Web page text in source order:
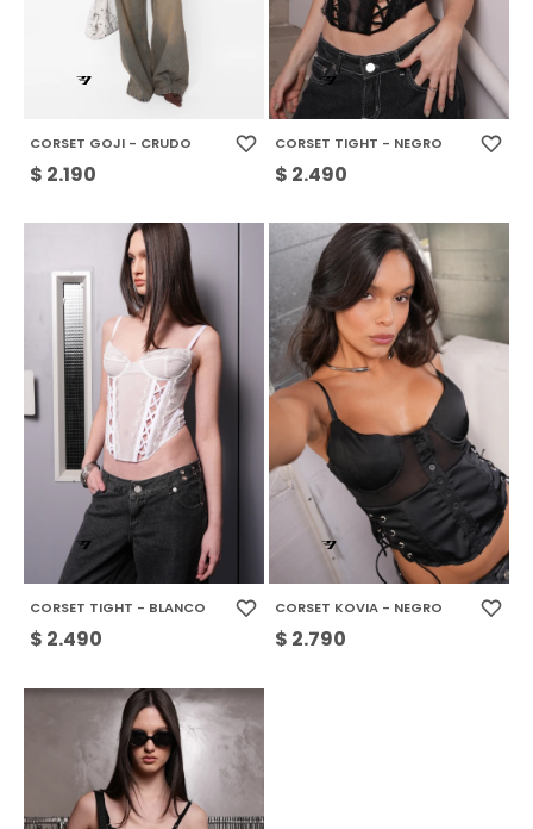
CORSET GOJI - CRUDO
$ 2.190
CORSET TIGHT - NEGRO
$ 2.490
CORSET TIGHT - BLANCO
$ 2.490
CORSET KOVIA - NEGRO
$ 2.790